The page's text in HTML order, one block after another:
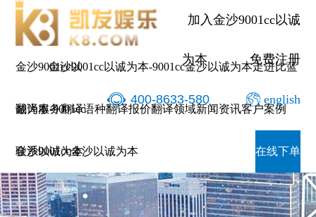
加入金沙9001cc以诚
为本 免费注册
400-8633-580 english
金沙9001cc以
诚为本-9001cc
金沙以诚为本
金沙9001cc以诚为本-9001cc金沙以诚为本走进比蓝
翻译服务翻译语种翻译报价翻译领域新闻资讯客户案例
联系9001cc金沙以诚为本 在线下单